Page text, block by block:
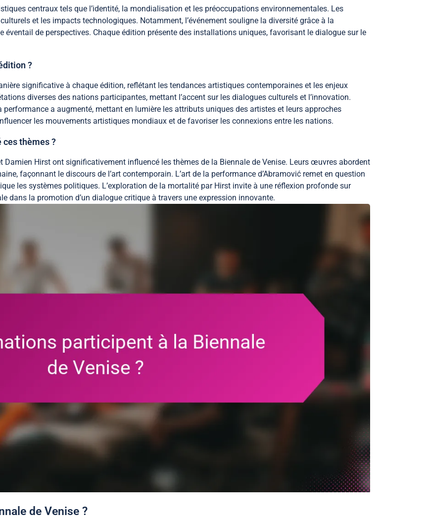
centraux tels que l’identité, la mondialisation et les préoccupations environnementales. Les
et les impacts technologiques. Notamment, l’événement souligne la diversité grâce à la
de perspectives. Chaque édition présente des installations uniques, favorisant le dialogue sur le
?
significative à chaque édition, reflétant les tendances artistiques contemporaines et les enjeux
diverses des nations participantes, mettant l’accent sur les dialogues culturels et l’innovation.
performance a augmenté, mettant en lumière les attributs uniques des artistes et leurs approches
les mouvements artistiques mondiaux et de favoriser les connexions entre les nations.
thèmes ?
Damien Hirst ont significativement influencé les thèmes de la Biennale de Venise. Leurs œuvres abordent
façonnant le discours de l’art contemporain. L’art de la performance d’Abramović remet en question
les systèmes politiques. L’exploration de la mortalité par Hirst invite à une réflexion profonde sur
dans la promotion d’un dialogue critique à travers une expression innovante.
de Venise ?